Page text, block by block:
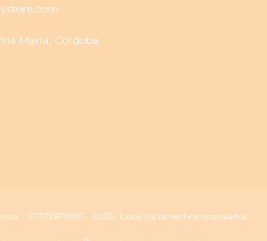
María, Córdoba.
- 27372878911 - 2026. Todos los derechos reservados.